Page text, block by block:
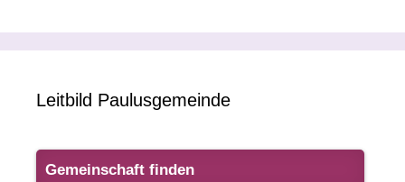
Leitbild Paulusgemeinde
Gemeinschaft finden